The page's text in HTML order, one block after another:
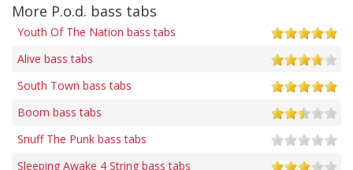
More P.o.d. bass tabs
Youth Of The Nation bass tabs
Alive bass tabs
South Town bass tabs
Boom bass tabs
Snuff The Punk bass tabs
Sleeping Awake 4 String bass tabs